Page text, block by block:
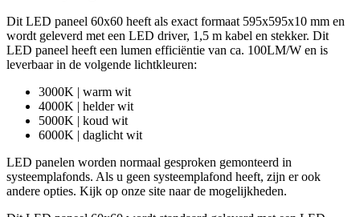
Dit LED paneel 60x60 heeft als exact formaat 595x595x10 mm en
wordt geleverd met een LED driver, 1,5 m kabel en stekker. Dit
LED paneel heeft een lumen efficiëntie van ca. 100LM/W en is
leverbaar in de volgende lichtkleuren:
3000K | warm wit
4000K | helder wit
5000K | koud wit
6000K | daglicht wit
LED panelen worden normaal gesproken gemonteerd in
systeemplafonds. Als u geen systeemplafond heeft, zijn er ook
andere opties. Kijk op onze site naar de mogelijkheden.